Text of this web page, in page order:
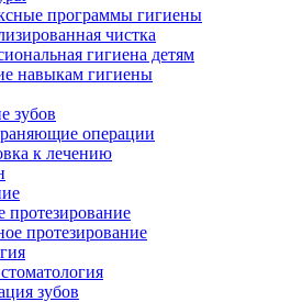
программы гигиены
чистка
гигиена детям
навыкам гигиены
зубов
операции
к лечению
протезирование
протезирование
зубов